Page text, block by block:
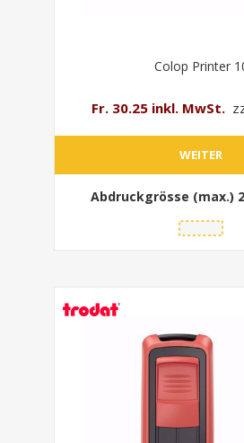
Colop Printer
Fr. 30.25 inkl. MwSt.
WEITER
Abdruckgrösse (max.)